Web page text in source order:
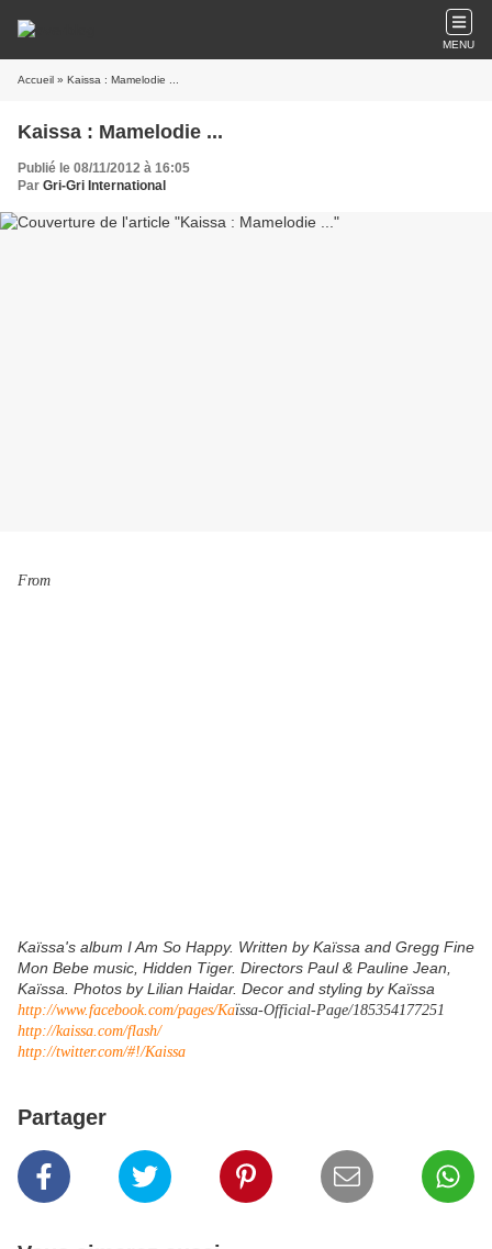
MENU
Accueil » Kaissa : Mamelodie ...
Kaissa : Mamelodie ...
Publié le 08/11/2012 à 16:05
Par Gri-Gri International
From
Kaïssa's album I Am So Happy. Written by Kaïssa and Gregg Fine
Mon Bebe music, Hidden Tiger. Directors Paul & Pauline Jean,
Kaïssa. Photos by Lilian Haidar. Decor and styling by Kaïssa
http://www.facebook.com/pages/Kaïssa-Official-Page/185354177251
http://kaissa.com/flash/
http://twitter.com/#!/Kaissa
Partager